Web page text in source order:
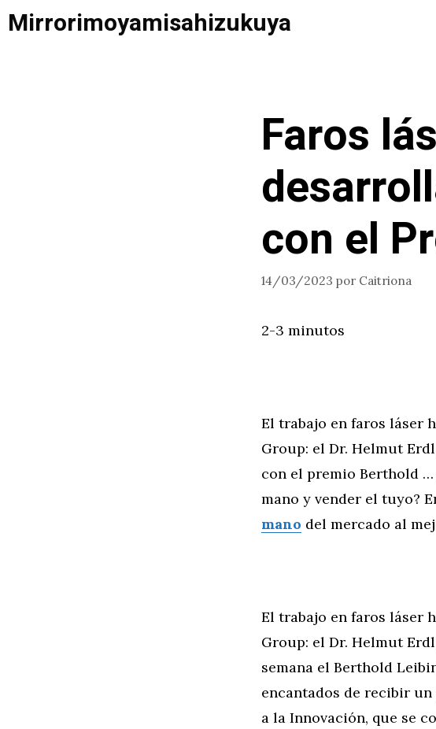
Saltar
alMirrorimoyamisahizukuya
Faros
con el
14/03/2023 por Caitriona
2-3 minutos
El trabajo en faros láser
Group: el Dr. Helmut
con el premio Berthold …
mano y vender el tuyo?
mano del mercado al
El trabajo en faros láser
Group: el Dr. Helmut
semana el Berthold
encantados de recibir
a la Innovación, que se